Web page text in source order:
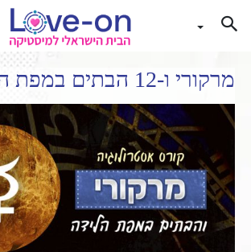
מרקורי ו-12 הבתים במפת הלידה